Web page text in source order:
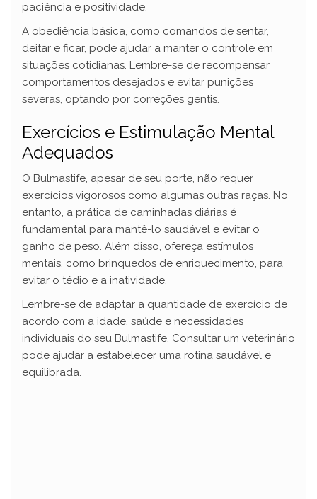
paciência e positividade.
A obediência básica, como comandos de sentar,
deitar e ficar, pode ajudar a manter o controle em
situações cotidianas. Lembre-se de recompensar
comportamentos desejados e evitar punições
severas, optando por correções gentis.
Exercícios e Estimulação Mental
Adequados
O Bulmastife, apesar de seu porte, não requer
exercícios vigorosos como algumas outras raças. No
entanto, a prática de caminhadas diárias é
fundamental para mantê-lo saudável e evitar o
ganho de peso. Além disso, ofereça estímulos
mentais, como brinquedos de enriquecimento, para
evitar o tédio e a inatividade.
Lembre-se de adaptar a quantidade de exercício de
acordo com a idade, saúde e necessidades
individuais do seu Bulmastife. Consultar um veterinário
pode ajudar a estabelecer uma rotina saudável e
equilibrada.